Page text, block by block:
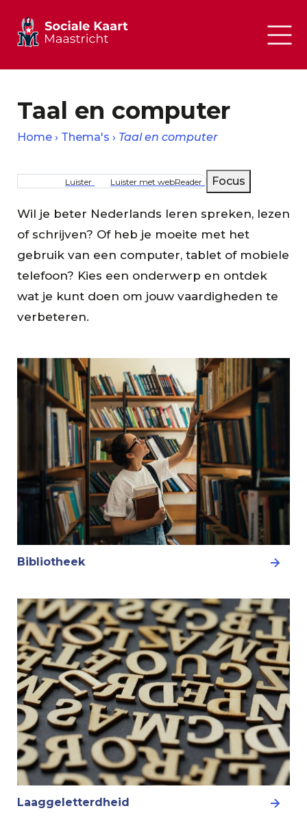
Taal en computer
Kruimelpad
Home Thema's Taal en computer
Luister Luister met webReader Focus
Wil je beter Nederlands leren spreken, lezen
of schrijven? Of heb je moeite met het
gebruik van een computer, tablet of mobiele
telefoon? Kies een onderwerp en ontdek
wat je kunt doen om jouw vaardigheden te
verbeteren.
Bibliotheek
Laaggeletterdheid